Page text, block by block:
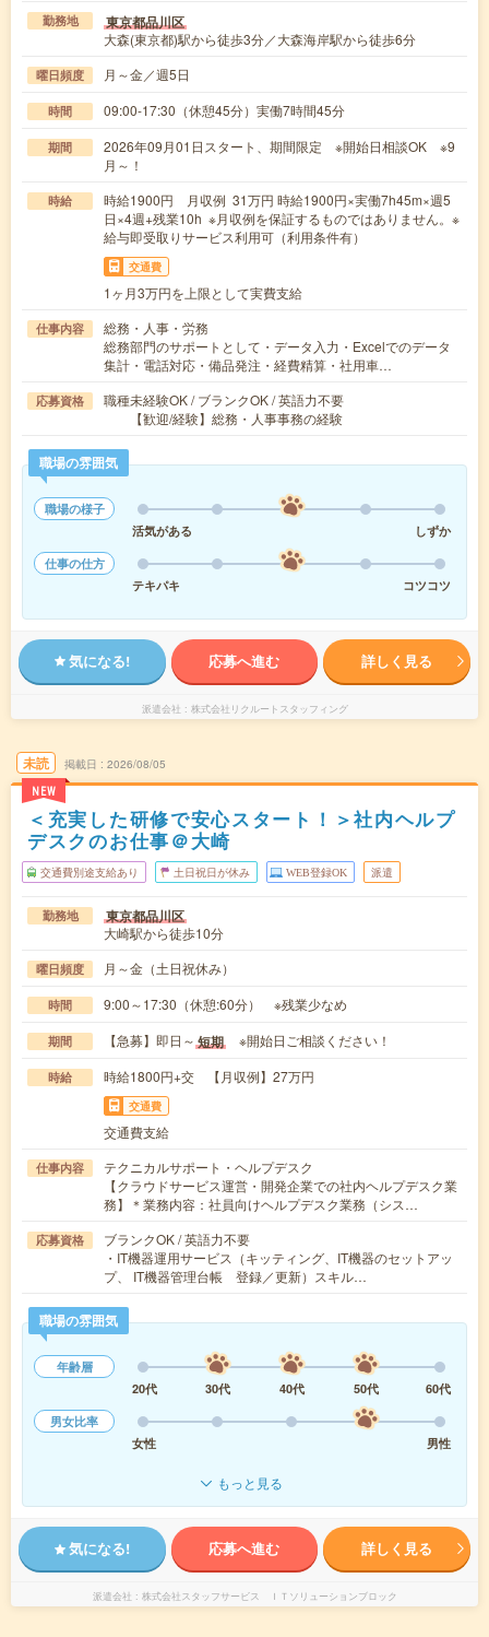
勤務地 東京都品川区
大森(東京都)駅から徒歩3分／大森海岸駅から徒歩6分
曜日頻度 月～金／週5日
時間 09:00-17:30（休憩45分）実働7時間45分
期間
2026年09月01日スタート、期間限定 ※開始日相談OK ※9
月～！
時給
時給1900円 月収例 31万円 時給1900円×実働7h45m×週5
日×4週+残業10h ※月収例を保証するものではありません。※
給与即受取りサービス利用可（利用条件有）
交通費
1ヶ月3万円を上限として実費支給
仕事内容
総務・人事・労務
総務部門のサポートとして・データ入力・Excelでのデータ
集計・電話対応・備品発注・経費精算・社用車…
応募資格
職種未経験OK / ブランクOK / 英語力不要
【歓迎/経験】総務・人事事務の経験
職場の雰囲気
職場の様子
活気がある
しずか
仕事の仕方
テキパキ
コツコツ
気になる! 応募へ進む 詳しく見る
派遣会社 株式会社リクルートスタッフィング
未読
NEW
掲載日 2026/08/05
＜充実した研修で安心スタート！＞社内ヘルプ
デスクのお仕事＠大崎
交通費別途支給あり 土日祝日が休み WEB登録OK 派遣
勤務地 東京都品川区
大崎駅から徒歩10分
曜日頻度 月～金（土日祝休み）
時間 9:00～17:30（休憩:60分） ※残業少なめ
期間 【急募】即日～ 短期 ※開始日ご相談ください！
時給 時給1800円+交 【月収例】27万円
交通費
交通費支給
仕事内容
テクニカルサポート・ヘルプデスク
【クラウドサービス運営・開発企業での社内ヘルプデスク業
務】＊業務内容：社員向けヘルプデスク業務（シス…
応募資格
ブランクOK / 英語力不要
・IT機器運用サービス（キッティング、IT機器のセットアッ
プ、 IT機器管理台帳 登録／更新）スキル…
職場の雰囲気
年齢層
20代
30代 40代 50代
60代
男女比率
女性
男性
もっと見る
気になる! 応募へ進む 詳しく見る
派遣会社 株式会社スタッフサービス ＩＴソリューションブロック